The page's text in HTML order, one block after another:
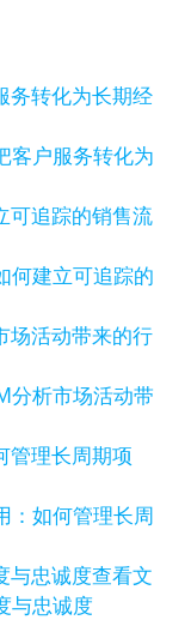
客户服务转化为
何建立可追踪的
分析市场活动带
：如何管理长周
查看文
与忠诚度